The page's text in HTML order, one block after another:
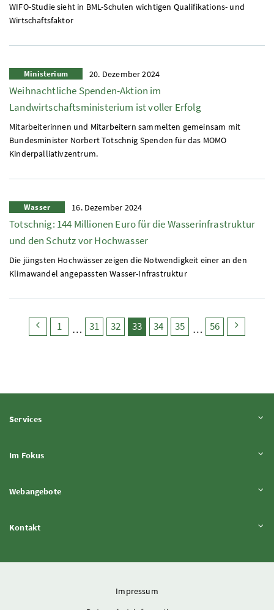
WIFO-Studie sieht in BML-Schulen wichtigen Qualifikations- und
Wirtschaftsfaktor
Ministerium 20. Dezember 2024
Weihnachtliche Spenden-Aktion im
Landwirtschaftsministerium ist voller Erfolg
Mitarbeiterinnen und Mitarbeitern sammelten gemeinsam mit
Bundesminister Norbert Totschnig Spenden für das MOMO
Kinderpalliativzentrum.
Wasser 16. Dezember 2024
Totschnig: 144 Millionen Euro für die Wasserinfrastruktur
und den Schutz vor Hochwasser
Die jüngsten Hochwässer zeigen die Notwendigkeit einer an den
Klimawandel angepassten Wasser-Infrastruktur
search.pagingback
search.page
1 search.page
31 search.page
32 search.page
33(search.pagecurrent)
search.page
34 search.page
35 search.page
56
ServicesInhalt aufklappen
Im FokusInhalt aufklappen
WebangeboteInhalt aufklappen
KontaktInhalt aufklappen
Impressum